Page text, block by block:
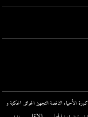
الأحياء الناقصة التجهيز الحرائق الحكاية و